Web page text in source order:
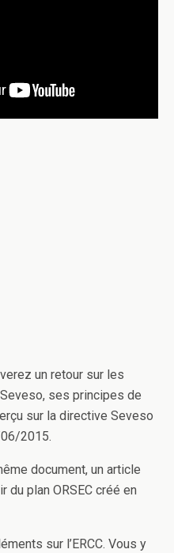
un retour sur les
ses principes de
sur la directive Seveso
2015.
document, un article
du plan ORSEC créé en
sur l’ERCC. Vous y